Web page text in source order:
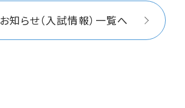
お知らせ（入試情報）一覧へ